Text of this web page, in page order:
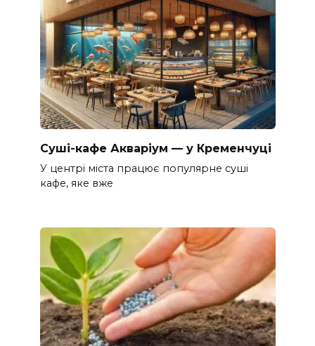
Суші-кафе Акваріум — у Кременчуці
У центрі міста працює популярне суші
кафе, яке вже